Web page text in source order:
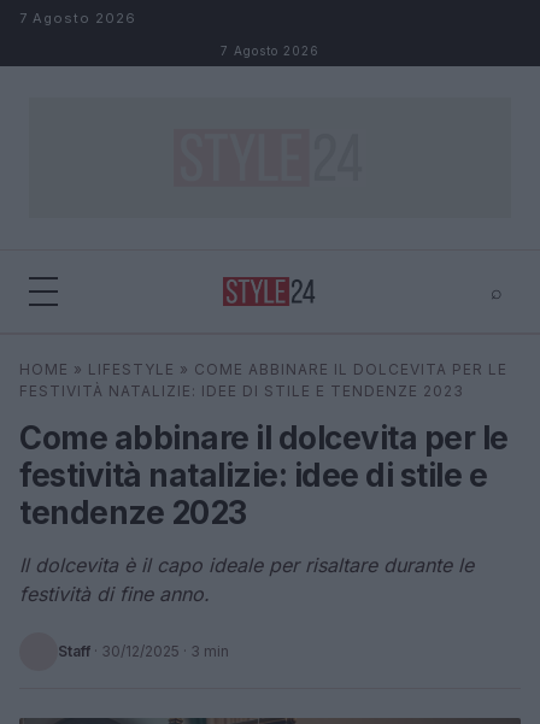
Salta al contenuto
7 Agosto 2026
7 Agosto 2026
⌕
Cerca ⌕ ×
HOME » LIFESTYLE » COME ABBINARE IL DOLCEVITA PER LE
FESTIVITÀ NATALIZIE: IDEE DI STILE E TENDENZE 2023
Come abbinare il dolcevita per le
festività natalizie: idee di stile e
tendenze 2023
Il dolcevita è il capo ideale per risaltare durante le
festività di fine anno.
Staff · 30/12/2025 · 3 min